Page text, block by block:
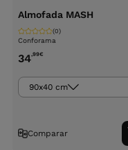
Almofada MASH
Conforama
(0)
34,99€
90x40 cm
Comparar